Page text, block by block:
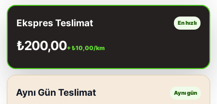
En hızlı
Ekspres Teslimat
₺200,00+ ₺10,00/km
Aynı gün
Aynı Gün Teslimat